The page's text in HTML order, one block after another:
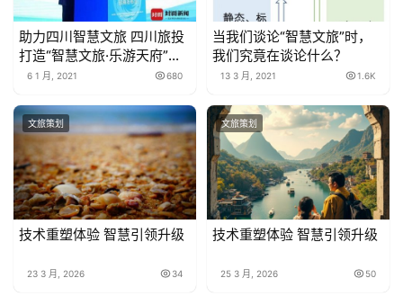
助力四川智慧文旅 四川旅投
打造“智慧文旅·乐游天府”项
目
6 1 月, 2021 680
当我们谈论“智慧文旅”时，
我们究竟在谈论什么？
13 3 月, 2021 1.6K
文旅策划
技术重塑体验 智慧引领升级
23 3 月, 2026 34
文旅策划
技术重塑体验 智慧引领升级
25 3 月, 2026 50